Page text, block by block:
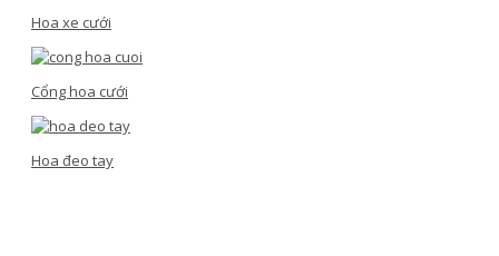
Hoa xe cưới
Cổng hoa cưới
Hoa đeo tay